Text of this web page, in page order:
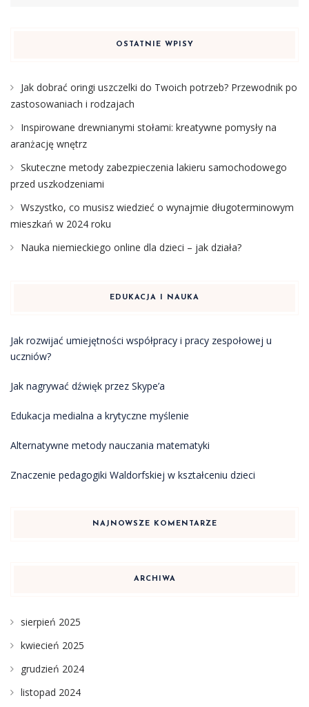
OSTATNIE WPISY
Jak dobrać oringi uszczelki do Twoich potrzeb? Przewodnik po
zastosowaniach i rodzajach
Inspirowane drewnianymi stołami: kreatywne pomysły na
aranżację wnętrz
Skuteczne metody zabezpieczenia lakieru samochodowego
przed uszkodzeniami
Wszystko, co musisz wiedzieć o wynajmie długoterminowym
mieszkań w 2024 roku
Nauka niemieckiego online dla dzieci – jak działa?
EDUKACJA I NAUKA
Jak rozwijać umiejętności współpracy i pracy zespołowej u
uczniów?
Jak nagrywać dźwięk przez Skype’a
Edukacja medialna a krytyczne myślenie
Alternatywne metody nauczania matematyki
Znaczenie pedagogiki Waldorfskiej w kształceniu dzieci
NAJNOWSZE KOMENTARZE
ARCHIWA
sierpień 2025
kwiecień 2025
grudzień 2024
listopad 2024